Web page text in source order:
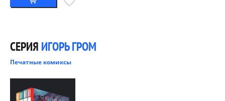
СЕРИЯ ИГОРЬ ГРОМ
Печатные комиксы